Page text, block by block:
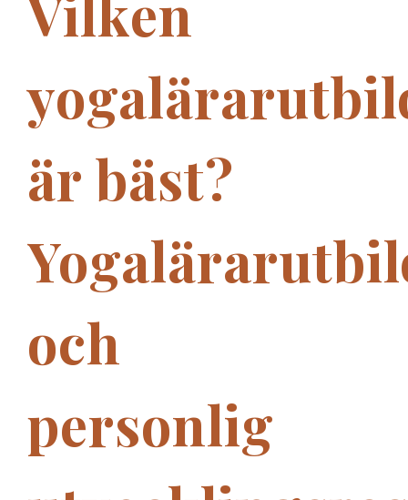
är bäst?
och
personlig